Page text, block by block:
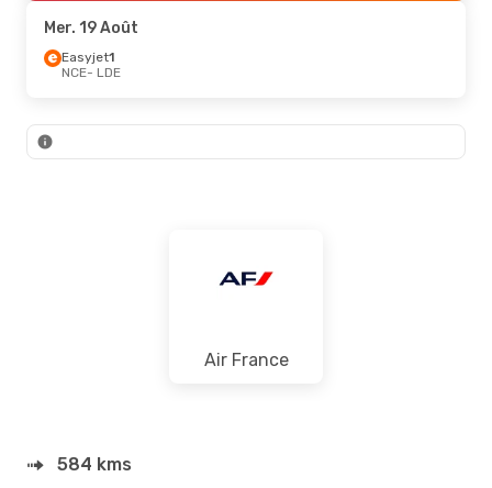
LDE- NCE
Mer. 19 Août
Easyjet1
NCE- LDE
Air France
584 kms